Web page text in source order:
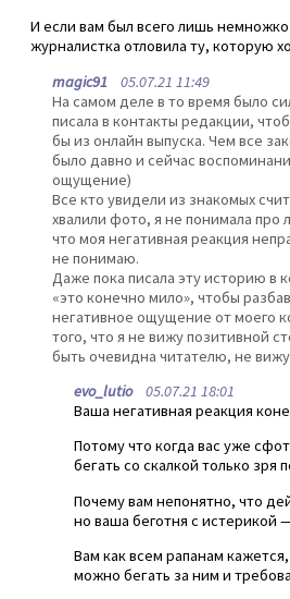
И если вам был всего лишь
журналистка отловила ту, которую
magic91 05.07.21 11:49
На самом деле в то время было
писала в контакты редакции,
бы из онлайн выпуска. Чем все
было давно и сейчас
ощущение)
Все кто увидели из знакомых
хвалили фото, я не понимала про
что моя негативная реакция
не понимаю.
Даже пока писала эту историю в
«это конечно мило», чтобы
негативное ощущение от моего
того, что я не вижу позитивной
быть очевидна читателю, не
evo_lutio05.07.21 18:01
Ваша негативная реакция
Потому что когда вас уже
бегать со скалкой только зря
Почему вам непонятно, что
но ваша беготня с истерикой
Вам как всем рапанам
можно бегать за ним и